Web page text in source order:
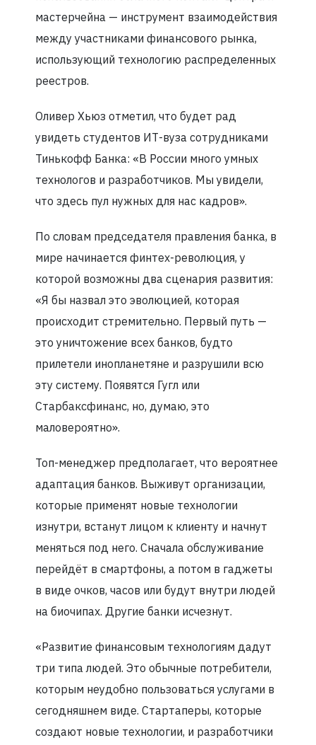
мастерчейна — инструмент взаимодействия
между участниками финансового рынка,
использующий технологию распределенных
реестров.
Оливер Хьюз отметил, что будет рад
увидеть студентов ИТ-вуза сотрудниками
Тинькофф Банка: «В России много умных
технологов и разработчиков. Мы увидели,
что здесь пул нужных для нас кадров».
По словам председателя правления банка, в
мире начинается финтех-революция, у
которой возможны два сценария развития:
«Я бы назвал это эволюцией, которая
происходит стремительно. Первый путь —
это уничтожение всех банков, будто
прилетели инопланетяне и разрушили всю
эту систему. Появятся Гугл или
Старбаксфинанс, но, думаю, это
маловероятно».
Топ-менеджер предполагает, что вероятнее
адаптация банков. Выживут организации,
которые применят новые технологии
изнутри, встанут лицом к клиенту и начнут
меняться под него. Сначала обслуживание
перейдёт в смартфоны, а потом в гаджеты
в виде очков, часов или будут внутри людей
на биочипах. Другие банки исчезнут.
«Развитие финансовым технологиям дадут
три типа людей. Это обычные потребители,
которым неудобно пользоваться услугами в
сегодняшнем виде. Стартаперы, которые
создают новые технологии, и разработчики